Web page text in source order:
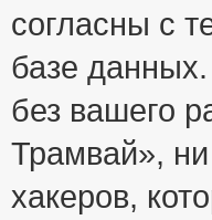
согласны с
базе
без вашего
Трамвай»,
хакеров,